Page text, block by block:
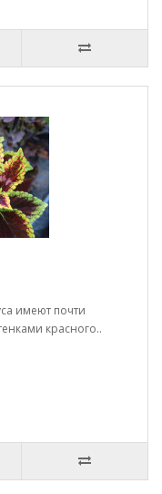
имеют почти
красного..